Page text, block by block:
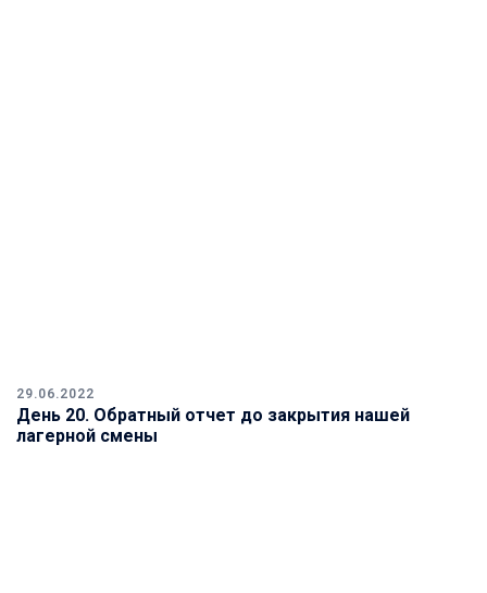
29.06.2022
День 20. Обратный отчет до закрытия нашей
лагерной смены